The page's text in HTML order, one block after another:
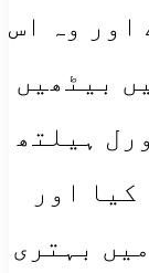
اور وہ اس
بیٹھیں
ہیلتھ
اور
بہتری